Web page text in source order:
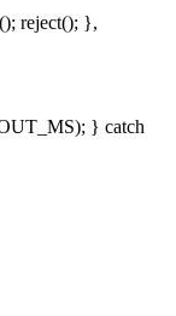
reject(); },
} catch